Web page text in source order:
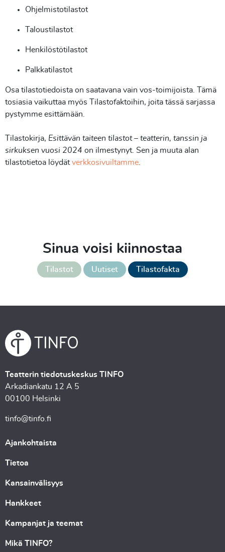
Ohjelmistotilastot
Taloustilastot
Henkilöstötilastot
Palkkatilastot
Osa tilastotiedoista on saatavana vain vos-toimijoista. Tämä
tosiasia vaikuttaa myös Tilastofaktoihin, joita tässä sarjassa
pystymme esittämään.
Tilastokirja, Esittävän taiteen tilastot – teatterin, tanssin ja
sirkuksen vuosi 2024 on ilmestynyt. Sen ja muuta alan
tilastotietoa löydätverkkosivuiltamme
Sinua voisi kiinnostaa
Tilastot Uutiset Tilastofakta
Teatterin tiedotuskeskus TINFO
Arkadiankatu 12 A 5
00100 Helsinki
tinfo@tinfo.fi
Ajankohtaista
Tietoa
Kansainvälisyys
Hankkeet
Kampanjat ja teemat
Mikä TINFO?